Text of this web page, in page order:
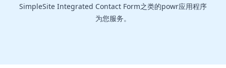
SimpleSite Integrated Contact Form之类的powr应用程序
为您服务。